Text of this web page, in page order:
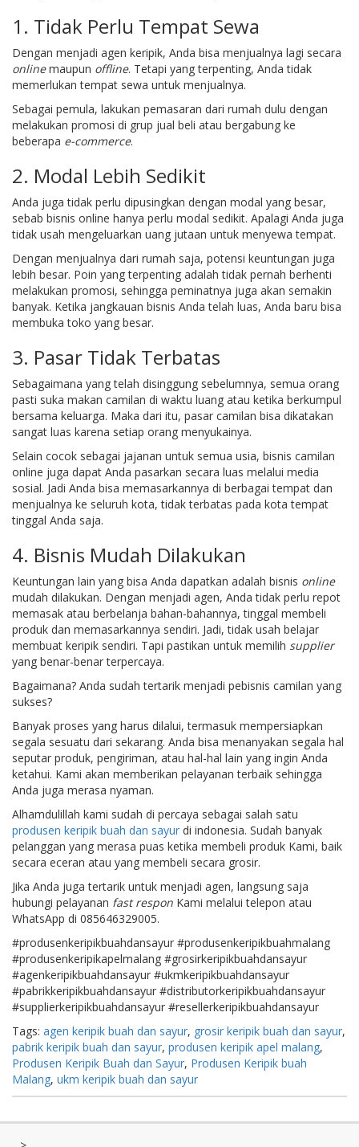
1. Tidak Perlu Tempat Sewa
Dengan menjadi agen keripik, Anda bisa menjualnya lagi secara
onlinemaupun offline. Tetapi yang terpenting, Anda tidak
memerlukan tempat sewa untuk menjualnya.
Sebagai pemula, lakukan pemasaran dari rumah dulu dengan
melakukan promosi di grup jual beli atau bergabung ke
beberapa e-commerce.
2. Modal Lebih Sedikit
Anda juga tidak perlu dipusingkan dengan modal yang besar,
sebab bisnis online hanya perlu modal sedikit. Apalagi Anda juga
tidak usah mengeluarkan uang jutaan untuk menyewa tempat.
Dengan menjualnya dari rumah saja, potensi keuntungan juga
lebih besar. Poin yang terpenting adalah tidak pernah berhenti
melakukan promosi, sehingga peminatnya juga akan semakin
banyak. Ketika jangkauan bisnis Anda telah luas, Anda baru bisa
membuka toko yang besar.
3. Pasar Tidak Terbatas
Sebagaimana yang telah disinggung sebelumnya, semua orang
pasti suka makan camilan di waktu luang atau ketika berkumpul
bersama keluarga. Maka dari itu, pasar camilan bisa dikatakan
sangat luas karena setiap orang menyukainya.
Selain cocok sebagai jajanan untuk semua usia, bisnis camilan
online juga dapat Anda pasarkan secara luas melalui media
sosial. Jadi Anda bisa memasarkannya di berbagai tempat dan
menjualnya ke seluruh kota, tidak terbatas pada kota tempat
tinggal Anda saja.
4. Bisnis Mudah Dilakukan
Keuntungan lain yang bisa Anda dapatkan adalah bisnis online
mudah dilakukan. Dengan menjadi agen, Anda tidak perlu repot
memasak atau berbelanja bahan-bahannya, tinggal membeli
produk dan memasarkannya sendiri. Jadi, tidak usah belajar
membuat keripik sendiri. Tapi pastikan untuk memilih supplier
yang benar-benar terpercaya.
Bagaimana? Anda sudah tertarik menjadi pebisnis camilan yang
sukses?
Banyak proses yang harus dilalui, termasuk mempersiapkan
segala sesuatu dari sekarang. Anda bisa menanyakan segala hal
seputar produk, pengiriman, atau hal-hal lain yang ingin Anda
ketahui. Kami akan memberikan pelayanan terbaik sehingga
Anda juga merasa nyaman.
Alhamdulillah kami sudah di percaya sebagai salah satu
produsen keripik buah dan sayur di indonesia. Sudah banyak
pelanggan yang merasa puas ketika membeli produk Kami, baik
secara eceran atau yang membeli secara grosir.
Jika Anda juga tertarik untuk menjadi agen, langsung saja
hubungi pelayanan fast respon Kami melalui telepon atau
WhatsApp di 085646329005.
#produsenkeripikbuahdansayur #produsenkeripikbuahmalang
#produsenkeripikapelmalang #grosirkeripikbuahdansayur
#agenkeripikbuahdansayur #ukmkeripikbuahdansayur
#pabrikkeripikbuahdansayur #distributorkeripikbuahdansayur
#supplierkeripikbuahdansayur #resellerkeripikbuahdansayur
Tags: agen keripik buah dan sayur, grosir keripik buah dan sayur,
pabrik keripik buah dan sayur, produsen keripik apel malang,
Produsen Keripik Buah dan Sayur, Produsen Keripik buah
Malang, ukm keripik buah dan sayur